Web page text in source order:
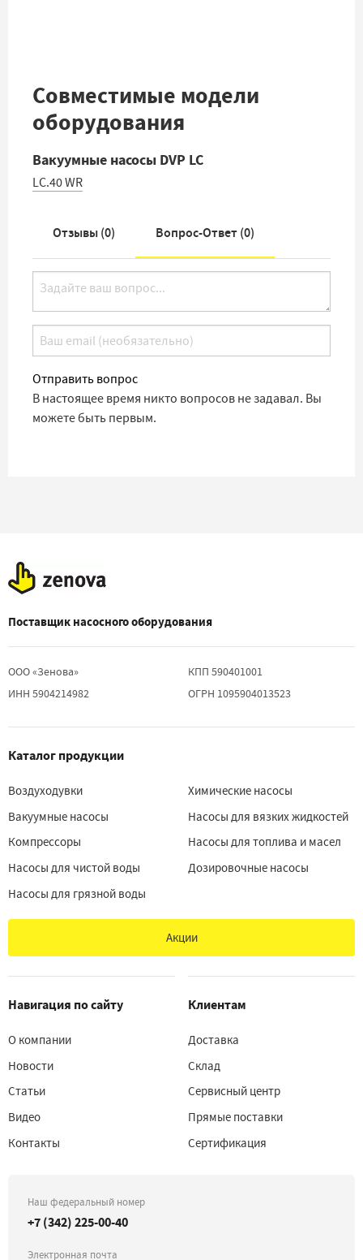
Совместимые модели
оборудования
Вакуумные насосы DVP LC
LC.40 WR
Отзывы (0) Вопрос-Ответ (0)
Отправить вопрос
В настоящее время никто вопросов не задавал. Вы
можете быть первым.
Поставщик насосного оборудования
ООО «Зенова»
ИНН 5904214982
КПП 590401001
ОГРН 1095904013523
Каталог продукции
Воздуходувки
Вакуумные насосы
Компрессоры
Насосы для чистой воды
Насосы для грязной воды
Химические насосы
Насосы для вязких жидкостей
Насосы для топлива и масел
Дозировочные насосы
Акции
Навигация по сайту
О компании
Новости
Статьи
Видео
Контакты
Клиентам
Доставка
Склад
Сервисный центр
Прямые поставки
Сертификация
Наш федеральный номер
+7 (342) 225-00-40
Электронная почта